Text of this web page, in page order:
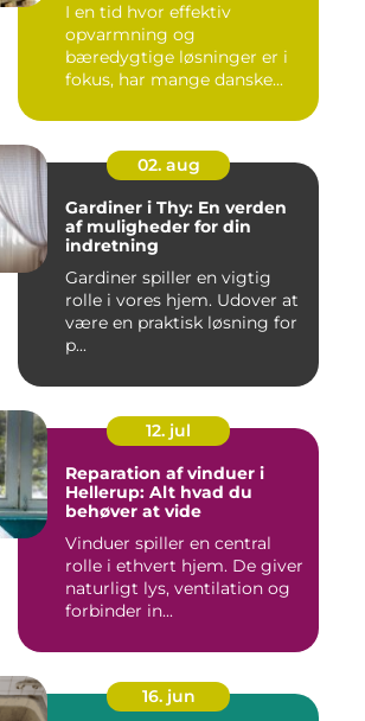
I en tid hvor effektiv
opvarmning og
bæredygtige løsninger er i
fokus, har mange danske...
02. aug
Gardiner i Thy: En verden
af muligheder for din
indretning
Gardiner spiller en vigtig
rolle i vores hjem. Udover at
være en praktisk løsning for
p...
12. jul
Reparation af vinduer i
Hellerup: Alt hvad du
behøver at vide
Vinduer spiller en central
rolle i ethvert hjem. De giver
naturligt lys, ventilation og
forbinder in...
16. jun